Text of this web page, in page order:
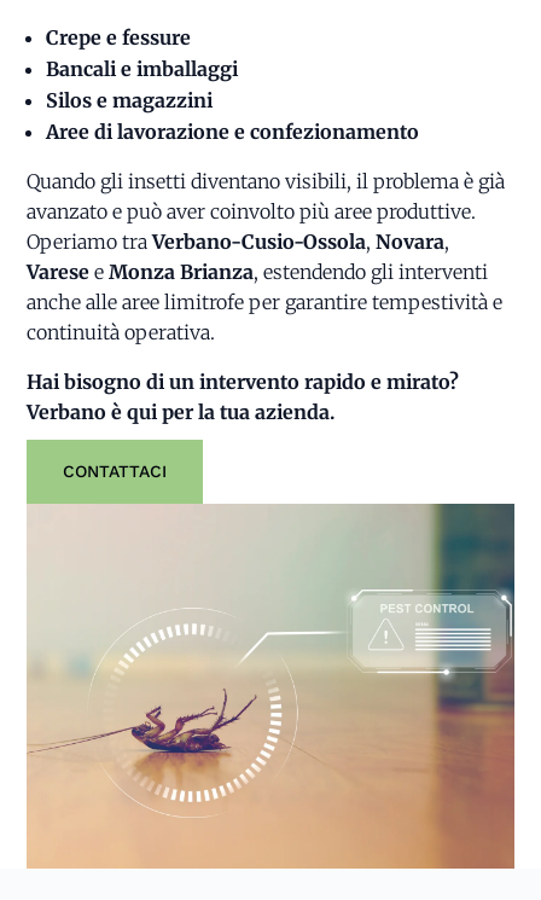
Crepe e fessure
Bancali e imballaggi
Silos e magazzini
Aree di lavorazione e confezionamento
Quando gli insetti diventano visibili, il problema è già
avanzato e può aver coinvolto più aree produttive.
Operiamo traVerbano-Cusio-Ossola,Novara,
Varese eMonza Brianza, estendendo gli interventi
anche alle aree limitrofe per garantire tempestività e
continuità operativa.
Hai bisogno di un intervento rapido e mirato?
Verbano è qui per la tua azienda.
CONTATTACI